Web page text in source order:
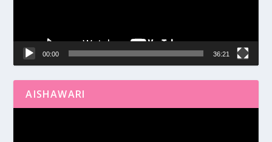
00:00 36:21
AISHAWARI